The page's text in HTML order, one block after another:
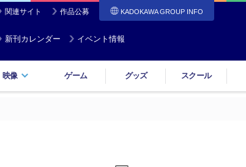
関連サイト 作品公募 KADOKAWA GROUP INFO
新刊カレンダー イベント情報
映像 ゲーム グッズ スクール